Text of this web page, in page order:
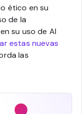
ético en su
de la
su uso de AI
estas nuevas
las